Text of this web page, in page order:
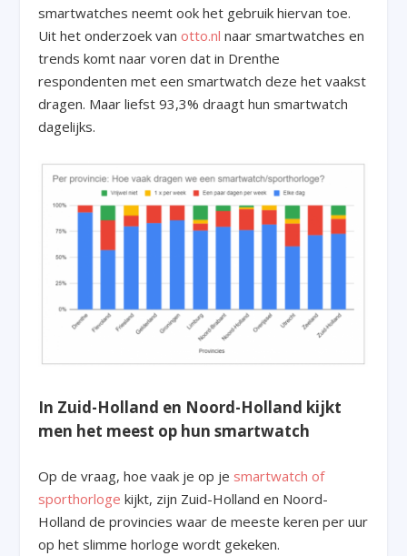
smartwatches neemt ook het gebruik hiervan toe.
Uit het onderzoek vanotto.nl naar smartwatches en
trends komt naar voren dat in Drenthe
respondenten met een smartwatch deze het vaakst
dragen. Maar liefst 93,3% draagt hun smartwatch
dagelijks.
In Zuid-Holland en Noord-Holland kijkt
men het meest op hun smartwatch
Op de vraag, hoe vaak je op je smartwatch of
sporthorloge kijkt, zijn Zuid-Holland en Noord-
Holland de provincies waar de meeste keren per uur
op het slimme horloge wordt gekeken.